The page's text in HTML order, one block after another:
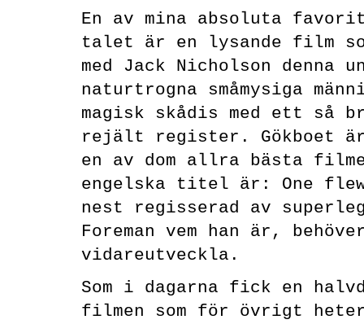
En av mina absoluta
talet är en lysande film
med Jack Nicholson denna
naturtrogna småmysiga
magisk skådis med ett så
rejält register. Gökboet
en av dom allra bästa
engelska titel är: One
nest regisserad av
Foreman vem han är,
vidareutveckla.
Som i dagarna fick en
filmen som för övrigt heter